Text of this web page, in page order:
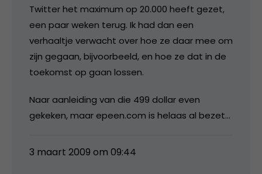
Twitter het maximum op 20.000 heeft gezet,
een paar weken terug. Ik had dan een
verhaaltje verwacht over hoe ze daar mee om
zijn gegaan, bijvoorbeeld, en hoe ze dat in de
toekomst op gaan lossen.
Naar aanleiding van die 499 dollar even
gekeken, maar epeen.com is helaas al bezet…
3 maart 2009 om 09:44